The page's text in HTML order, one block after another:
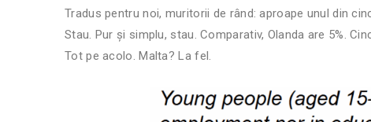
Tradus pentru noi, muritorii de rând: aproape unul din
Stau. Pur și simplu, stau. Comparativ, Olanda are 5%.
Tot pe acolo. Malta? La fel.